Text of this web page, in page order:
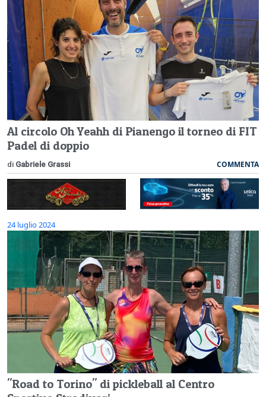
Al circolo Oh Yeahh di Pianengo il torneo di FIT
Padel di doppio
di Gabriele Grassi COMMENTA
24 luglio 2024
"Road to Torino" di pickleball al Centro